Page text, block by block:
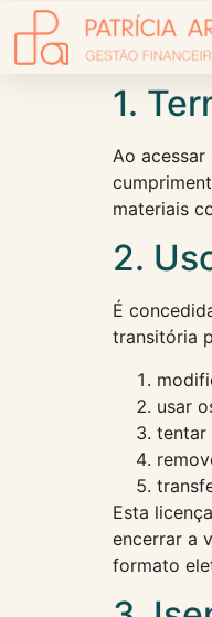
1.
Ao acessar
materiais
2.
É
transitória
usar
tentar
Esta
encerrar a
formato